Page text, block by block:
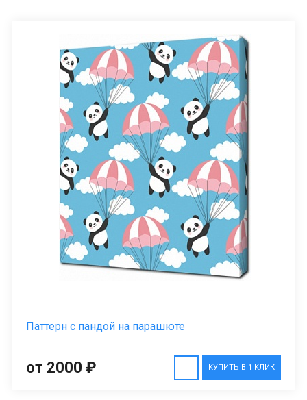
Паттерн с пандой на парашюте
КУПИТЬ В 1 КЛИК
от 2000 ₽